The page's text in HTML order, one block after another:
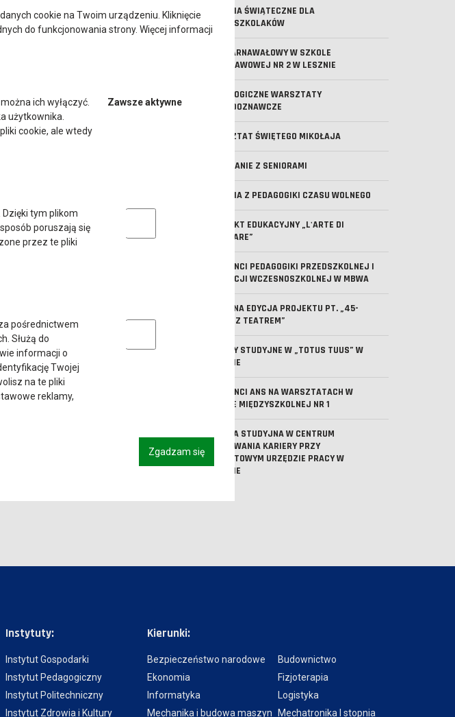
ZAJĘCIA ŚWIĄTECZNE DLA
PRZEDSZKOLAKÓW
BAL KARNAWAŁOWY W SZKOLE
PODSTAWOWEJ NR 2 W LESZNIE
PEDAGOGICZNE WARSZTATY
ZAWODOZNAWCZE
WARSZTAT ŚWIĘTEGO MIKOŁAJA
SPOTKANIE Z SENIORAMI
ZAJĘCIA Z PEDAGOGIKI CZASU WOLNEGO
PROJEKT EDUKACYJNY „L'ARTE DI
MANGIARE”
STUDENCI PEDAGOGIKI PRZEDSZKOLNEJ I
EDUKACJI WCZESNOSZKOLNEJ W MBWA
KOLEJNA EDYCJA PROJEKTU PT. „45-
MINUT Z TEATREM”
WIZYTY STUDYJNE W „TOTUS TUUS” W
LESZNIE
STUDENCI ANS NA WARSZTATACH W
BURSIE MIĘDZYSZKOLNEJ NR 1
WIZYTA STUDYJNA W CENTRUM
PLANOWANIA KARIERY PRZY
POWIATOWYM URZĘDZIE PRACY W
LESZNIE
i wygrały pizzę. „Liski”
wydarzeniu i bardzo jej się
w grupie.
Instytuty:
Instytut Gospodarki
Instytut Pedagogiczny
Instytut Politechniczny
Instytut Zdrowia i Kultury
Kierunki:
Bezpieczeństwo narodowe
Budownictwo
Ekonomia
Fizjoterapia
Informatyka
Logistyka
Mechanika i budowa maszyn
Mechatronika I stopnia
cookie na Twoim urządzeniu. Kliknięcie
do funkcjonowania strony. Więcej informacji
ich wyłączyć.
użytkownika.
cookie, ale wtedy
Zawsze aktywne
Dzięki tym plikom
poruszają się
przez te pliki
Analityczne pliki cookie
pośrednictwem
Służą do
informacji o
Twojej
na te pliki
reklamy,
Marketingowe pliki cookies
Zgadzam się